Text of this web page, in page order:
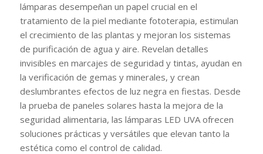
lámparas desempeñan un papel crucial en el
tratamiento de la piel mediante fototerapia, estimulan
el crecimiento de las plantas y mejoran los sistemas
de purificación de agua y aire. Revelan detalles
invisibles en marcajes de seguridad y tintas, ayudan en
la verificación de gemas y minerales, y crean
deslumbrantes efectos de luz negra en fiestas. Desde
la prueba de paneles solares hasta la mejora de la
seguridad alimentaria, las lámparas LED UVA ofrecen
soluciones prácticas y versátiles que elevan tanto la
estética como el control de calidad.